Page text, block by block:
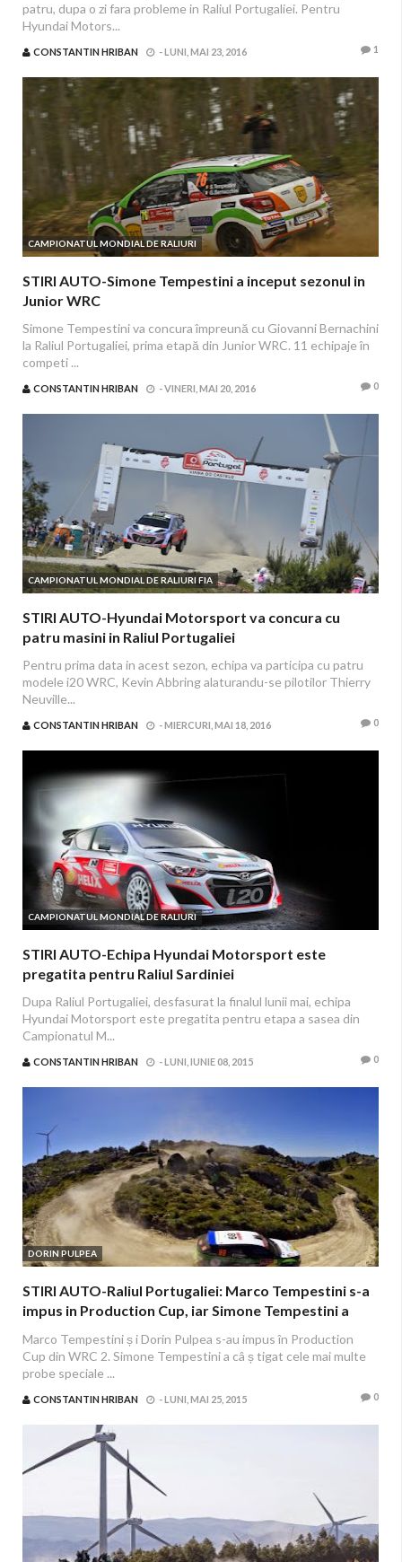
patru, dupa o zi fara probleme in Raliul Portugaliei. Pentru
Hyundai Motors...
CONSTANTIN HRIBAN -LUNI, MAI 23, 2016 1
CAMPIONATUL MONDIAL DE RALIURI
STIRI AUTO-Simone Tempestini a inceput sezonul in
Junior WRC
Simone Tempestini va concura împreună cu Giovanni Bernachini
la Raliul Portugaliei, prima etapă din Junior WRC. 11 echipaje în
competi ...
CONSTANTIN HRIBAN -VINERI, MAI 20, 2016 0
CAMPIONATUL MONDIAL DE RALIURI FIA
STIRI AUTO-Hyundai Motorsport va concura cu
patru masini in Raliul Portugaliei
Pentru prima data in acest sezon, echipa va participa cu patru
modele i20 WRC, Kevin Abbring alaturandu-se pilotilor Thierry
Neuville...
CONSTANTIN HRIBAN -MIERCURI, MAI 18, 2016 0
CAMPIONATUL MONDIAL DE RALIURI
STIRI AUTO-Echipa Hyundai Motorsport este
pregatita pentru Raliul Sardiniei
Dupa Raliul Portugaliei, desfasurat la finalul lunii mai, echipa
Hyundai Motorsport este pregatita pentru etapa a sasea din
Campionatul M...
CONSTANTIN HRIBAN -LUNI, IUNIE 08, 2015 0
DORIN PULPEA
STIRI AUTO-Raliul Portugaliei: Marco Tempestini s-a
impus in Production Cup, iar Simone Tempestini a
Marco Tempestini ș i Dorin Pulpea s-au impus în Production
Cup din WRC 2. Simone Tempestini a câ ș tigat cele mai multe
probe speciale ...
CONSTANTIN HRIBAN -LUNI, MAI 25, 2015 0